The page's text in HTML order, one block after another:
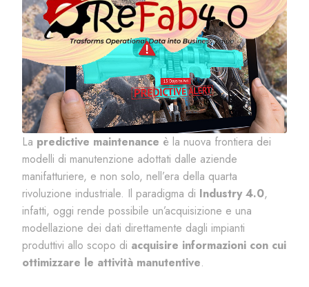
La predictive maintenance è la nuova frontiera dei
modelli di manutenzione adottati dalle aziende
manifatturiere, e non solo, nell’era della quarta
rivoluzione industriale. Il paradigma di Industry 4.0,
infatti, oggi rende possibile un’acquisizione e una
modellazione dei dati direttamente dagli impianti
produttivi allo scopo di acquisire informazioni con cui
ottimizzare le attività manutentive.